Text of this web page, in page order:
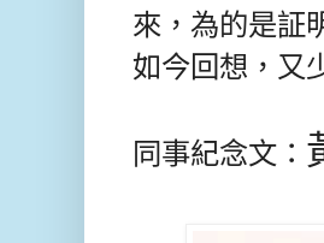
來，為的是証
如今回想，又
同事紀念文：